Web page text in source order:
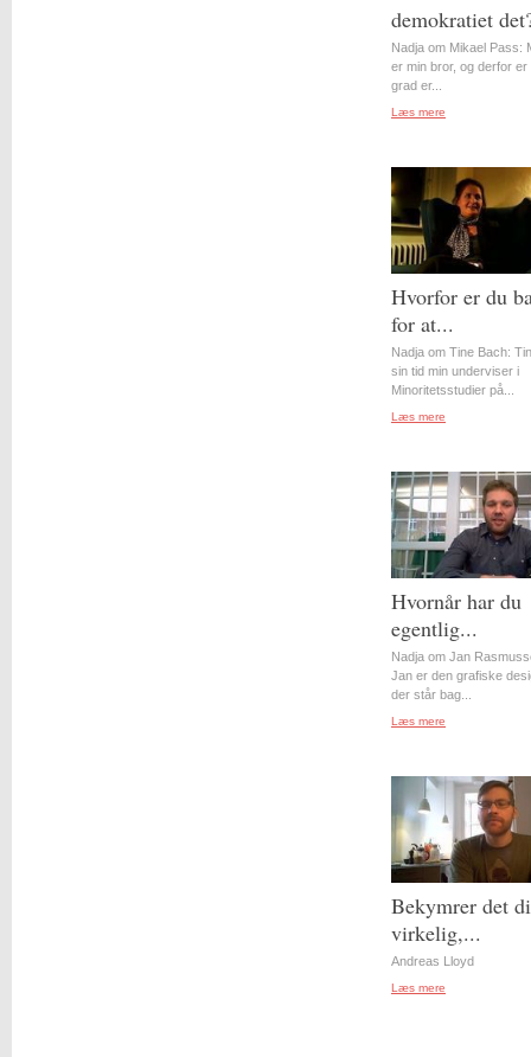
demokratiet
Nadja om Mikael Pass:
er min bror, og derfor er
grad er...
Læs mere
Hvorfor er du
for at...
Nadja om Tine Bach:
sin tid min underviser i
Minoritetsstudier på...
Læs mere
Hvornår har du
egentlig...
Nadja om Jan
Jan er den grafiske
der står bag...
Læs mere
Bekymrer det
virkelig,...
Andreas Lloyd
Læs mere